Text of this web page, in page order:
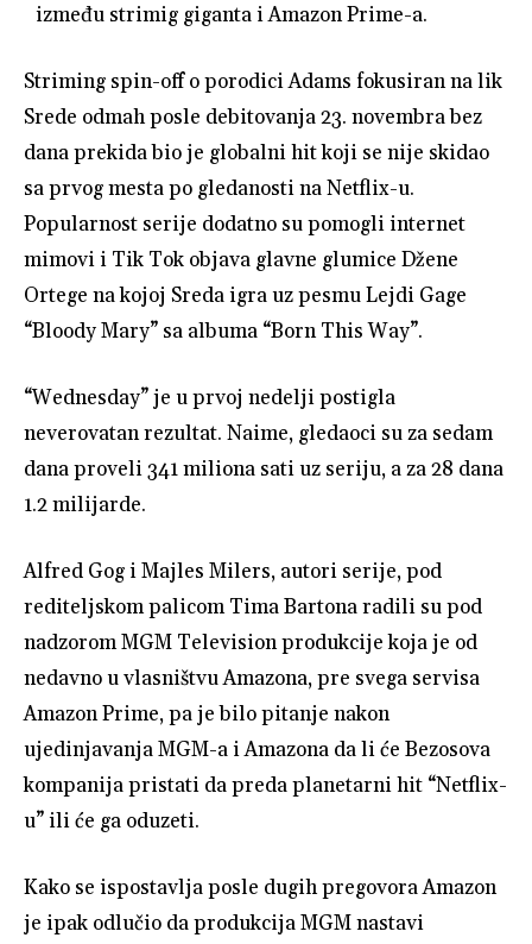
između strimig giganta i Amazon Prime-a.
Striming spin-off o porodici Adams fokusiran na lik
Srede odmah posle debitovanja 23. novembra bez
dana prekida bio je globalni hit koji se nije skidao
sa prvog mesta po gledanosti na Netflix-u.
Popularnost serije dodatno su pomogli internet
mimovi i Tik Tok objava glavne glumice Džene
Ortege na kojoj Sreda igra uz pesmu Lejdi Gage
“Bloody Mary” sa albuma “Born This Way”.
“Wednesday” je u prvoj nedelji postigla
neverovatan rezultat. Naime, gledaoci su za sedam
dana proveli 341 miliona sati uz seriju, a za 28 dana
1.2 milijarde.
Alfred Gog i Majles Milers, autori serije, pod
rediteljskom palicom Tima Bartona radili su pod
nadzorom MGM Television produkcije koja je od
nedavno u vlasništvu Amazona, pre svega servisa
Amazon Prime, pa je bilo pitanje nakon
ujedinjavanja MGM-a i Amazona da li će Bezosova
kompanija pristati da preda planetarni hit “Netflix-
u” ili će ga oduzeti.
Kako se ispostavlja posle dugih pregovora Amazon
je ipak odlučio da produkcija MGM nastavi